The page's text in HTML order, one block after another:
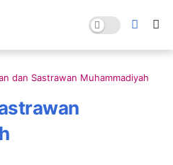
dan Sastrawan Muhammadiyah